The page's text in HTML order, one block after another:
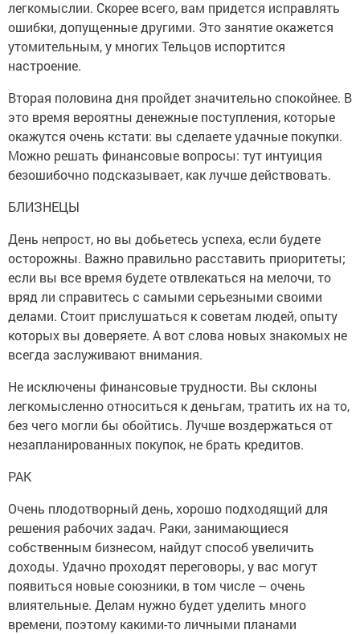
легкомыслии. Скорее всего, вам придется исправлять
ошибки, допущенные другими. Это занятие окажется
утомительным, у многих Тельцов испортится
настроение.
Вторая половина дня пройдет значительно спокойнее. В
это время вероятны денежные поступления, которые
окажутся очень кстати: вы сделаете удачные покупки.
Можно решать финансовые вопросы: тут интуиция
безошибочно подсказывает, как лучше действовать.
БЛИЗНЕЦЫ
День непрост, но вы добьетесь успеха, если будете
осторожны. Важно правильно расставить приоритеты;
если вы все время будете отвлекаться на мелочи, то
вряд ли справитесь с самыми серьезными своими
делами. Стоит прислушаться к советам людей, опыту
которых вы доверяете. А вот слова новых знакомых не
всегда заслуживают внимания.
Не исключены финансовые трудности. Вы склоны
легкомысленно относиться к деньгам, тратить их на то,
без чего могли бы обойтись. Лучше воздержаться от
незапланированных покупок, не брать кредитов.
РАК
Очень плодотворный день, хорошо подходящий для
решения рабочих задач. Раки, занимающиеся
собственным бизнесом, найдут способ увеличить
доходы. Удачно проходят переговоры, у вас могут
появиться новые союзники, в том числе – очень
влиятельные. Делам нужно будет уделить много
времени, поэтому какими-то личными планами